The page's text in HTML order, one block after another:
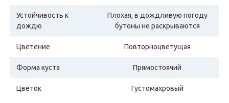
Устойчивость к
дождю
Плохая, в дождливую погоду
бутоны не раскрываются
Цветение Повторноцветущая
Форма куста Прямостоячий
Цветок Густомахровый